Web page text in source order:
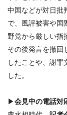
中国などが対日批
で、風評被害や国
野党から厳しい指
その後発言を撤回
したことや、謝罪
した。
▶会見中の電話対